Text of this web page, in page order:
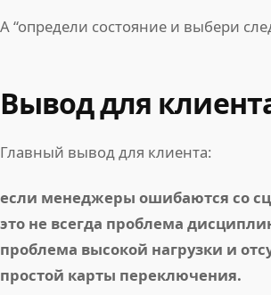
А “определи состояние и выбери
Вывод для
Главный вывод для клиента:
если менеджеры ошибаются со
это не всегда проблема
проблема высокой нагрузки и
простой карты переключения.